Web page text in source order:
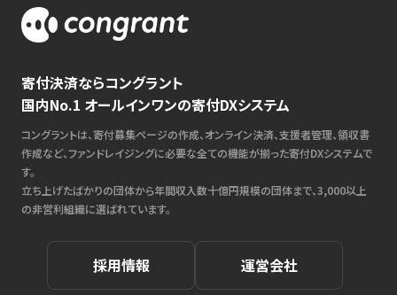
寄付決済ならコングラント
国内No.1 オールインワンの寄付DXシステム
コングラントは、寄付募集ページの作成、オンライン決済、支援者管理、領収書
作成など、ファンドレイジングに必要な全ての機能が揃った寄付DXシステムで
す。
立ち上げたばかりの団体から年間収入数十億円規模の団体まで、3,000以上
の非営利組織に選ばれています。
採用情報 運営会社